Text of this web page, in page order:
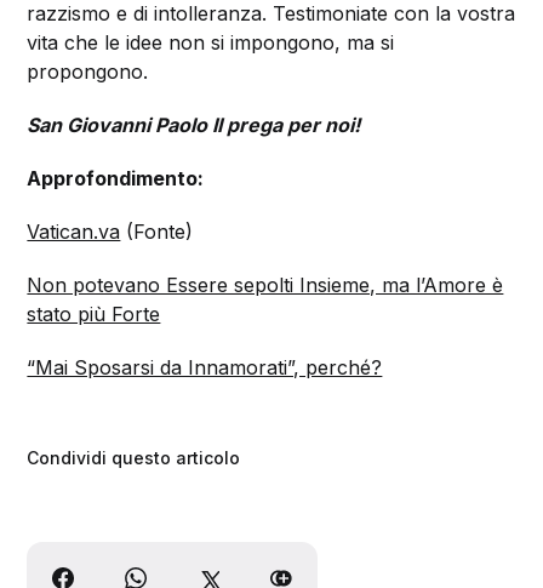
razzismo e di intolleranza. Testimoniate con la vostra
vita che le idee non si impongono, ma si
propongono.
San Giovanni Paolo II prega per noi!
Approfondimento:
Vatican.va (Fonte)
Non potevano Essere sepolti Insieme, ma l’Amore è
stato più Forte
“Mai Sposarsi da Innamorati”, perché?
Condividi questo articolo